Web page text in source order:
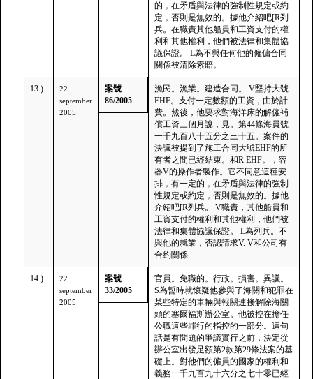
的，在矛盾與法律的強制性規定或約
定，否則是無效的。據他介紹吧[R列
兵。在職責其他船員和工資支付的權
利和其他權利，他們被法律和集體協
議保證。 L為不與任何他的僱傭合同
關係被清除索賠。
13.)
22.
september
2005
案號
86/2005
漁民。漁業。建造合同。 V堅持大號
EHF。支付一定數額的工資，由於計
費。然後，他要求對海洋床的解僱補
償工資三個月說，見。第44條海員號
一千九百八十五分之三十五。案件的
決議被提到了施工合同大號EHF的所
有者之間已經結束。和R EHF。，容
器V的操作者製作。它不同意這種安
排，有一定的，在矛盾與法律的強制
性規定或約定，否則是無效的。據他
介紹吧[R列兵。 V職責，其他船員和
工資支付的權利和其他權利，他們被
法律和集體協議保證。 L為列兵。不
與他的就業，否認請求V. V和公司有
合約關係
14.)
22.
september
2005
案號
33/2005
官員。免職的。行政。損害。異議。
S為暫時就懷疑他參與了海關和犯罪在
某些特定的車輛與報關連接解除海關
頭的塞爾福斯辦公室。他被控在擔任
公職這些罪行的指控的一部分。這句
話是有問題的爭議實行之前，決定從
辦公室出發足額第2款第29條法案的基
礎上。對他們的僱員的國家的權利和
義務一千九百九十六分之七十零已經